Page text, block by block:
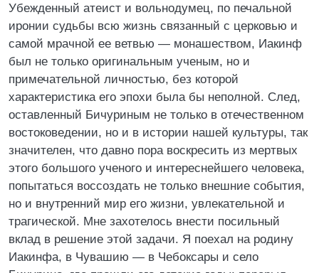
Убежденный атеист и вольнодумец, по печальной
иронии судьбы всю жизнь связанный с церковью и
самой мрачной ее ветвью — монашеством, Иакинф
был не только оригинальным ученым, но и
примечательной личностью, без которой
характеристика его эпохи была бы неполной. След,
оставленный Бичуриным не только в отечественном
востоковедении, но и в истории нашей культуры, так
значителен, что давно пора воскресить из мертвых
этого большого ученого и интереснейшего человека,
попытаться воссоздать не только внешние события,
но и внутренний мир его жизни, увлекательной и
трагической. Мне захотелось внести посильный
вклад в решение этой задачи. Я поехал на родину
Иакинфа, в Чувашию — в Чебоксары и село